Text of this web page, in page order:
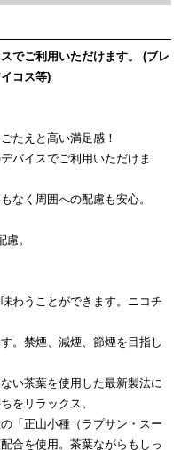
でご利用いただけます。 (ブレ
コス等)
たえと高い満足感！
バイスでご利用いただけま
なく周囲への配慮も安心。
。
わうことができます。ニコチ
。禁煙、減煙、節煙を目指し
い茶葉を使用した最新製法に
をリラックス。
「正山小種（ラプサン・スー
合を使用。茶葉ながらもしっ